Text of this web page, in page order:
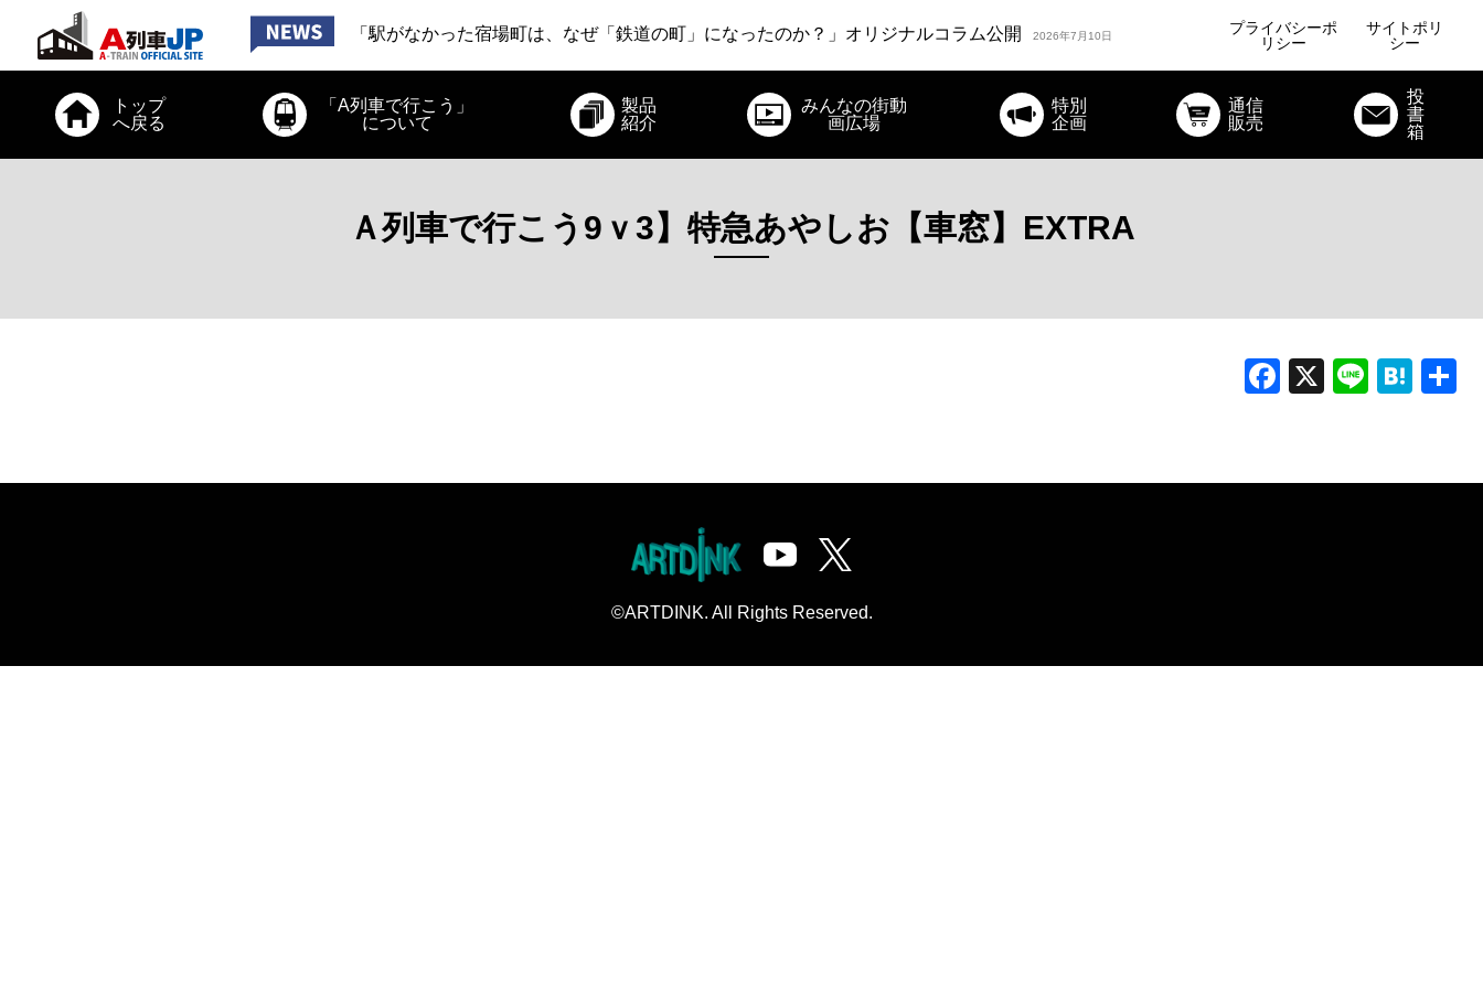
「駅がなかった宿場町は、なぜ「鉄道の町」になったのか？」オリジナルコラム公開 2026年7月10日
「お出かけ、小田急電鉄 ～22世紀・江戸時代・爆発・そしてロマンスカー～」オリジナルコラム公開
「お出かけ、道南いさりび鉄道 ～あえて新幹線から降りてみる旅～」オリジナルコラム公開
プライバシーポ
リシー
サイトポリ
シー
トップ
へ戻る
「A列車で行こう」
について
製品
紹介
みんなの街動
画広場
特別
企画
通信
販売
投
書
箱
Ａ列車で行こう9ｖ3】特急あやしお【車窓】EXTRA
Facebook
X Line
©ARTDINK. All Rights Reserved.